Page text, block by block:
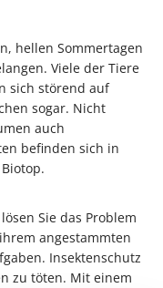
hellen Sommertagen
Viele der Tiere
sich störend auf
sogar. Nicht
auch
befinden sich in
Sie das Problem
angestammten
Insektenschutz
zu töten. Mit einem